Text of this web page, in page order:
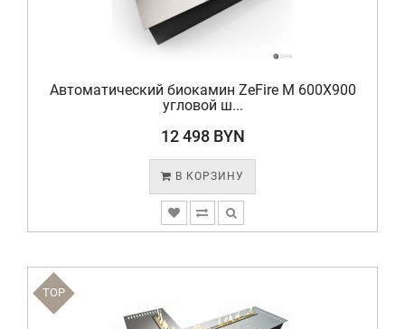
Автоматический биокамин ZeFire М 600X900
угловой ш...
12 498 BYN
В КОРЗИНУ
TOP